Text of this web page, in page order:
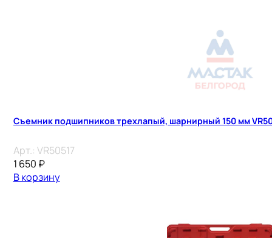
Съемник подшипников трехлапый, шарнирный 150 мм
Арт.: VR50517
1 650 ₽
В корзину